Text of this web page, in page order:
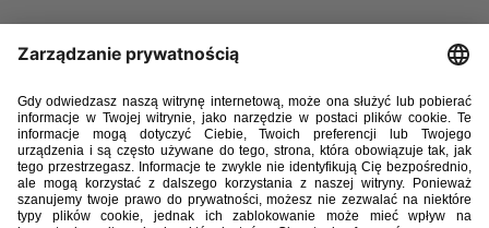
•Regulamin II edycji Turnieju Gry 1x1
•Formularz zgłoszeniowy – papierowy